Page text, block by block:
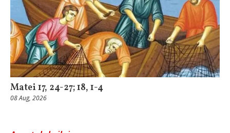
Matei 17, 24-27; 18, 1-4
08 Aug, 2026